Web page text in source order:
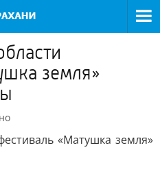
земля»
«Матушка земля»